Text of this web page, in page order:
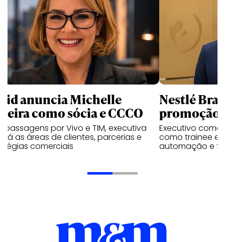
anuncia Michelle
como sócia e CCCO
passagens por Vivo e TIM, executiva
as áreas de clientes, parcerias e
comerciais
Nestlé
promoção
Executivo
como trainee e
automação e